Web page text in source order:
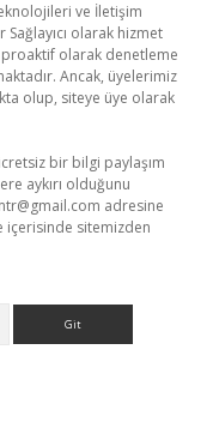
ve İletişim
Sağlayıcı olarak hizmet
olarak denetleme
Ancak, üyelerimiz
olup, siteye üye olarak
bir bilgi paylaşım
aykırı olduğunu
adresine
içerisinde sitemizden